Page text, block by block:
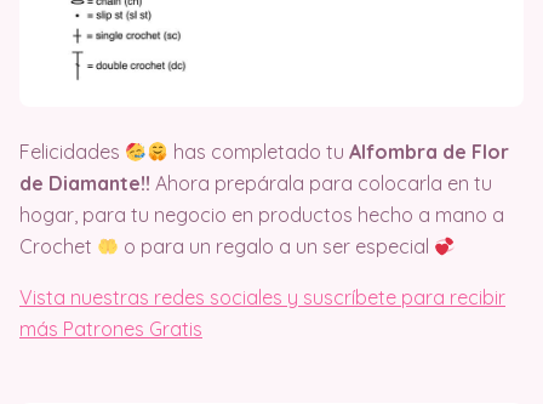
Felicidades has completado tuAlfombra de Flor
de Diamante!! Ahora prepárala para colocarla en tu
hogar, para tu negocio en productos hecho a mano a
Crochet
o para un regalo a un ser especial
Vista nuestras redes sociales y suscríbete para recibir
más Patrones Gratis